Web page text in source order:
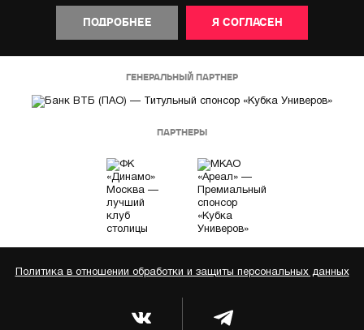
ПОДРОБНЕЕ Я СОГЛАСЕН
ГЕНЕРАЛЬНЫЙ ПАРТНЕР
ПАРТНЕРЫ
Политика в отношении обработки и защиты персональных данных